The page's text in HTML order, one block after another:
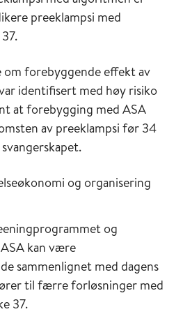
preeklampsi med
forebyggende effekt av
identifisert med høy risiko
at forebygging med ASA
av preeklampsi før 34
og organisering
og
kan være
sammenlignet med dagens
til færre forløsninger med
37.